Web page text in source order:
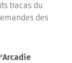
tracas du
des